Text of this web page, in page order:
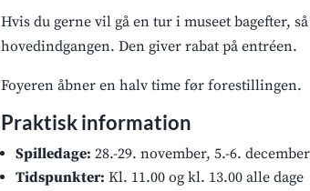
Hvis du gerne vil gå en tur i museet bagefter,
hovedindgangen. Den giver rabat på entréen.
Foyeren åbner en halv time før forestillingen.
Praktisk information
Spilledage: 28.-29. november, 5.-6.
Tidspunkter: Kl. 11.00 og kl. 13.00 alle dage